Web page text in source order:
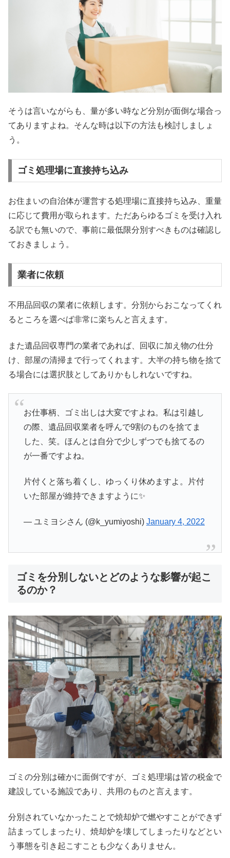
そうは言いながらも、量が多い時など分別が面倒な場合っ
てありますよね。そんな時は以下の方法も検討しましょ
う。
ゴミ処理場に直接持ち込み
お住まいの自治体が運営する処理場に直接持ち込み、重量
に応じて費用が取られます。ただあらゆるゴミを受け入れ
る訳でも無いので、事前に最低限分別すべきものは確認し
ておきましょう。
業者に依頼
不用品回収の業者に依頼します。分別からおこなってくれ
るところを選べば非常に楽ちんと言えます。
また遺品回収専門の業者であれば、回収に加え物の仕分
け、部屋の清掃まで行ってくれます。大半の持ち物を捨て
る場合には選択肢としてありかもしれないですね。
お仕事柄、ゴミ出しは大変ですよね。私は引越し
の際、遺品回収業者を呼んで9割のものを捨てま
した、笑。ほんとは自分で少しずつでも捨てるの
が一番ですよね。
片付くと落ち着くし、ゆっくり休めますよ。片付
いた部屋が維持できますように✨
— ユミヨシさん (@k_yumiyoshi) January 4, 2022
ゴミを分別しないとどのような影響が起こ
るのか？
ゴミの分別は確かに面倒ですが、ゴミ処理場は皆の税金で
建設している施設であり、共用のものと言えます。
分別されていなかったことで焼却炉で燃やすことができず
詰まってしまったり、焼却炉を壊してしまったりなどとい
う事態を引き起こすことも少なくありません。